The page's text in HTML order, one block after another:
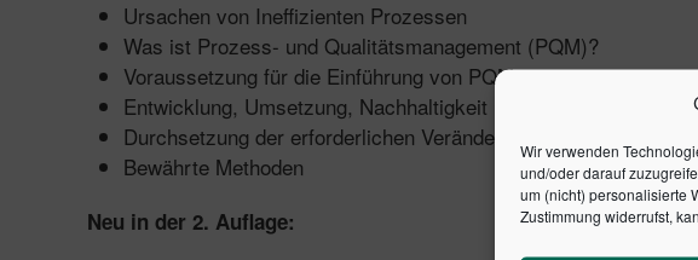
Wir verwenden
und/oder darauf
um (nicht) personalisierte
Zustimmung widerrufst,
Ursachen von Ineffizienten Prozessen
Was ist Prozess- und Qualitätsmanagement (PQM)?
Voraussetzung für die Einführung von PQM
Entwicklung, Umsetzung, Nachhaltigkeit
Durchsetzung der erforderlichen Veränderungsprozesse im
Bewährte Methoden
Neu in der 2. Auflage: